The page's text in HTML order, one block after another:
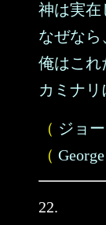
神は実在
なぜなら
俺はこれ
カミナリ
（ ジョ
（
22.